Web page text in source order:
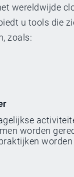
wereldwijde
u tools die
zoals:
worden
worden